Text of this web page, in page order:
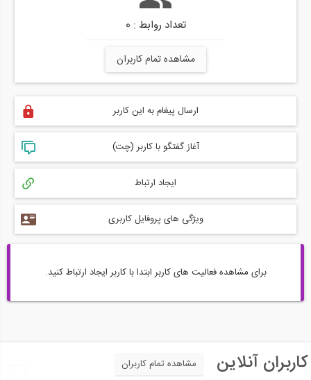
تعداد روابط : 0
مشاهده تمام کاربران
ارسال پیغام به این کاربر
آغاز گفتگو با کاربر (چت)
ایجاد ارتباط
ویژگی های پروفایل کاربری
برای مشاهده فعالیت های کاربر ابتدا با کاربر ایجاد ارتباط کنید.
کاربران آنلاین مشاهده تمام کاربران